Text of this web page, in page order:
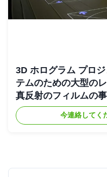
3D ホログラム プロ
テムのための大型の
真反射のフィルムの
今連絡してく